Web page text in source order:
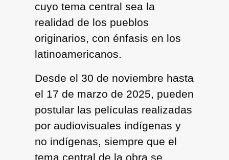
cuyo tema central sea la
realidad de los pueblos
originarios, con énfasis en los
latinoamericanos.
Desde el 30 de noviembre hasta
el 17 de marzo de 2025, pueden
postular las películas realizadas
por audiovisuales indígenas y
no indígenas, siempre que el
tema central de la obra se